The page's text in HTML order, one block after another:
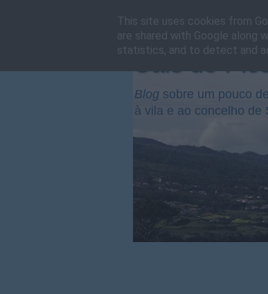
Cais do
Blog sobre um pouco
à vila e ao concelho de
This site uses cookies from
are shared with Google along
statistics, and to detect and